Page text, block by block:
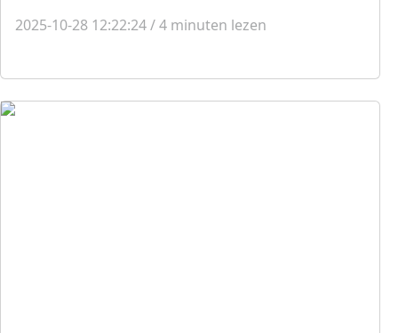
2025-10-28 12:22:24/4 minuten lezen